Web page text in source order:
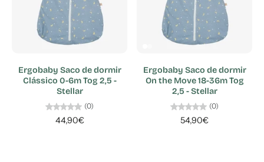
Ergobaby Saco de dormir
Clássico 0-6m Tog 2,5 -
Stellar
(0)
44,90€
Ergobaby Saco de dormir
On the Move 18-36m Tog
2,5 - Stellar
(0)
54,90€